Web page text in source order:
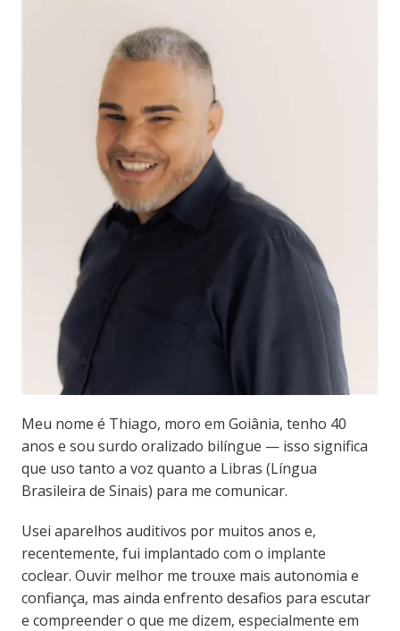
Meu nome é Thiago, moro em Goiânia, tenho 40
anos e sou surdo oralizado bilíngue — isso significa
que uso tanto a voz quanto a Libras (Língua
Brasileira de Sinais) para me comunicar.
Usei aparelhos auditivos por muitos anos e,
recentemente, fui implantado com o implante
coclear. Ouvir melhor me trouxe mais autonomia e
confiança, mas ainda enfrento desafios para escutar
e compreender o que me dizem, especialmente em